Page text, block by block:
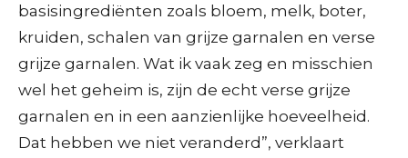
basisingrediënten zoals bloem, melk, boter,
kruiden, schalen van grijze garnalen en verse
grijze garnalen. Wat ik vaak zeg en misschien
wel het geheim is, zijn de echt verse grijze
garnalen en in een aanzienlijke hoeveelheid.
Dat hebben we niet veranderd”, verklaart